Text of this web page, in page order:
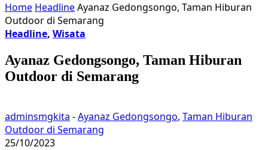
Home HeadlineAyanaz Gedongsongo, Taman Hiburan
Outdoor di Semarang
Headline, Wisata
Ayanaz Gedongsongo, Taman Hiburan
Outdoor di Semarang
adminsmgkita -Ayanaz Gedongsongo, Taman Hiburan
Outdoor di Semarang
25/10/2023